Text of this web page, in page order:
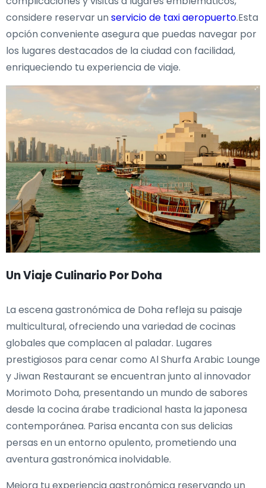
considere reservar unservicio de taxi aeropuerto.Esta
opción conveniente asegura que puedas navegar por
los lugares destacados de la ciudad con facilidad,
enriqueciendo tu experiencia de viaje.
Un Viaje Culinario Por Doha
La escena gastronómica de Doha refleja su paisaje
multicultural, ofreciendo una variedad de cocinas
globales que complacen al paladar. Lugares
prestigiosos para cenar como Al Shurfa Arabic Lounge
y Jiwan Restaurant se encuentran junto al innovador
Morimoto Doha, presentando un mundo de sabores
desde la cocina árabe tradicional hasta la japonesa
contemporánea. Parisa encanta con sus delicias
persas en un entorno opulento, prometiendo una
aventura gastronómica inolvidable.